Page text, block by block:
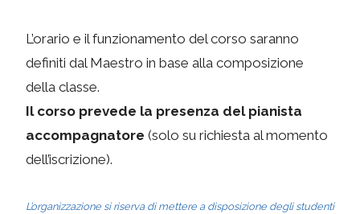
L’orario e il funzionamento del corso saranno
definiti dal Maestro in base alla composizione
della classe.
Il corso prevede la presenza del pianista
accompagnatore (solo su richiesta al momento
dell’iscrizione).
L’organizzazione si riserva di mettere a disposizione degli studenti